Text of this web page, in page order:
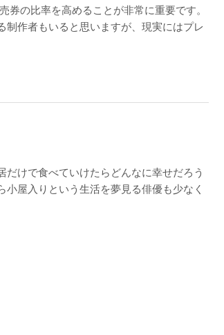
の比率を高めることが非常に重要です。
作者もいると思いますが、現実にはプレ
けで食べていけたらどんなに幸せだろう
屋入りという生活を夢見る俳優も少なく